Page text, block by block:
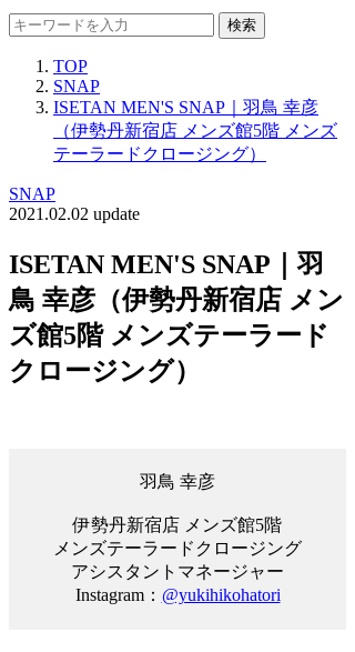
検索
TOP
SNAP
ISETAN MEN'S SNAP｜羽鳥 幸彦
（伊勢丹新宿店 メンズ館5階 メンズ
テーラードクロージング）
SNAP
2021.02.02 update
ISETAN MEN'S SNAP｜羽
鳥 幸彦（伊勢丹新宿店 メン
ズ館5階 メンズテーラード
クロージング）
羽鳥 幸彦
伊勢丹新宿店 メンズ館5階
メンズテーラードクロージング
アシスタントマネージャー
Instagram： @yukihikohatori